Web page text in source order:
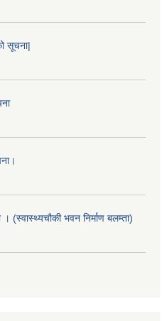
सूचना|
भवन निर्माण बलम्ता)